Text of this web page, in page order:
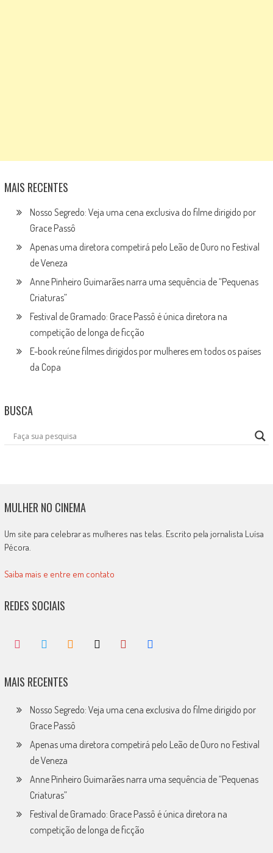
MAIS RECENTES
Nosso Segredo: Veja uma cena exclusiva do filme dirigido por
Grace Passô
Apenas uma diretora competirá pelo Leão de Ouro no Festival
de Veneza
Anne Pinheiro Guimarães narra uma sequência de “Pequenas
Criaturas”
Festival de Gramado: Grace Passô é única diretora na
competição de longa de ficção
E-book reúne filmes dirigidos por mulheres em todos os países
da Copa
BUSCA
MULHER NO CINEMA
Um site para celebrar as mulheres nas telas. Escrito pela jornalista Luísa
Pécora.
Saiba mais e entre em contato
REDES SOCIAIS
MAIS RECENTES
Nosso Segredo: Veja uma cena exclusiva do filme dirigido por
Grace Passô
Apenas uma diretora competirá pelo Leão de Ouro no Festival
de Veneza
Anne Pinheiro Guimarães narra uma sequência de “Pequenas
Criaturas”
Festival de Gramado: Grace Passô é única diretora na
competição de longa de ficção